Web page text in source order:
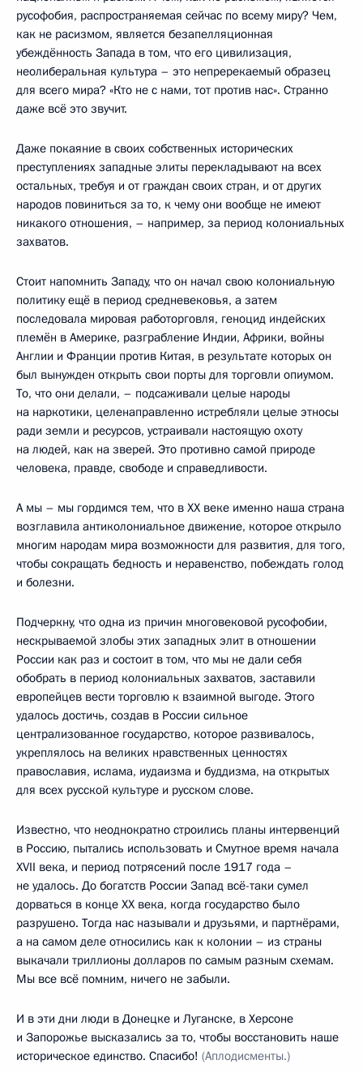
русофобия, распространяемая сейчас по всему миру? Чем,
как не расизмом, является безапелляционная
убеждённость Запада в том, что его цивилизация,
неолиберальная культура – это непререкаемый образец
для всего мира? «Кто не с нами, тот против нас». Странно
даже всё это звучит.
Даже покаяние в своих собственных исторических
преступлениях западные элиты перекладывают на всех
остальных, требуя и от граждан своих стран, и от других
народов повиниться за то, к чему они вообще не имеют
никакого отношения, – например, за период колониальных
захватов.
Стоит напомнить Западу, что он начал свою колониальную
политику ещё в период средневековья, а затем
последовала мировая работорговля, геноцид индейских
племён в Америке, разграбление Индии, Африки, войны
Англии и Франции против Китая, в результате которых он
был вынужден открыть свои порты для торговли опиумом.
То, что они делали, – подсаживали целые народы
на наркотики, целенаправленно истребляли целые этносы
ради земли и ресурсов, устраивали настоящую охоту
на людей, как на зверей. Это противно самой природе
человека, правде, свободе и справедливости.
А мы – мы гордимся тем, что в XX веке именно наша страна
возглавила антиколониальное движение, которое открыло
многим народам мира возможности для развития, для того,
чтобы сокращать бедность и неравенство, побеждать голод
и болезни.
Подчеркну, что одна из причин многовековой русофобии,
нескрываемой злобы этих западных элит в отношении
России как раз и состоит в том, что мы не дали себя
обобрать в период колониальных захватов, заставили
европейцев вести торговлю к взаимной выгоде. Этого
удалось достичь, создав в России сильное
централизованное государство, которое развивалось,
укреплялось на великих нравственных ценностях
православия, ислама, иудаизма и буддизма, на открытых
для всех русской культуре и русском слове.
Известно, что неоднократно строились планы интервенций
в Россию, пытались использовать и Смутное время начала
XVII века, и период потрясений после 1917 года –
не удалось. До богатств России Запад всё-таки сумел
дорваться в конце XX века, когда государство было
разрушено. Тогда нас называли и друзьями, и партнёрами,
а на самом деле относились как к колонии – из страны
выкачали триллионы долларов по самым разным схемам.
Мы все всё помним, ничего не забыли.
И в эти дни люди в Донецке и Луганске, в Херсоне
и Запорожье высказались за то, чтобы восстановить наше
историческое единство. Спасибо! (Аплодисменты.)